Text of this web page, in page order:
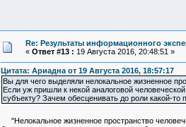
Re: Результаты информационного
« Ответ #13 : 19 Августа 2016, 20:48:51 »
Цитата: Ариадна от 19 Августа 2016, 18:57:17
Вы для чего выделяли нелокальное жизненное
Если уж пришли к некой аналоговой
субъекту? Зачем обесценивать до роли какой-
"Нелокальное жизненное пространство